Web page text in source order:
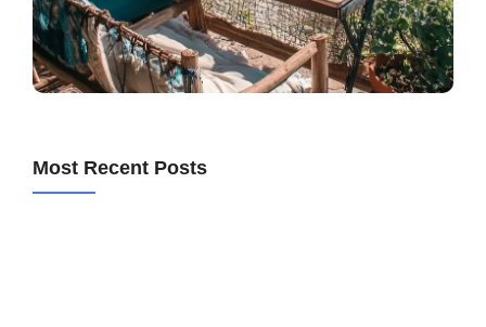
Most Recent Posts